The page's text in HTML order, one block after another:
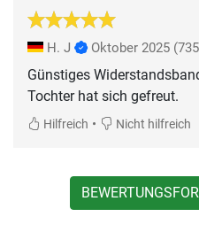
H. J Oktober 2025
Günstiges
Tochter hat sich gefreut.
Hilfreich • Nicht hilfreich